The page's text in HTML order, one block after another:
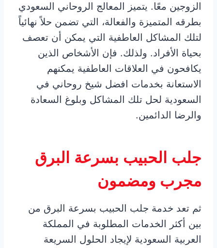
الزوجين معًا. يتميز المعالج الروحاني السعودي
بطرقه المتميزة والفعالة، التي تضمن حلاً نهائياً
لتلك المشاكل العاطفية التي يمكن أن تعصف
بحياة الأفراد. ولذلك. فإن الأشخاص الذين
يكافحون في العلاقات العاطفية يمكنهم
الاستعانة بخدمات افضل شيخ روحاني في
السعودية لحل تلك المشاكل وبلوغ السعادة
والرضا الدائمين.
جلب الحبيب بسرعة البرق
مجرب ومضمون
ثم تعد خدمة جلب الحبيب بسرعة البرق من
بين أكثر الخدمات المطلوبة في المملكة
العربية السعودية لإيجاد الحلول السريعة